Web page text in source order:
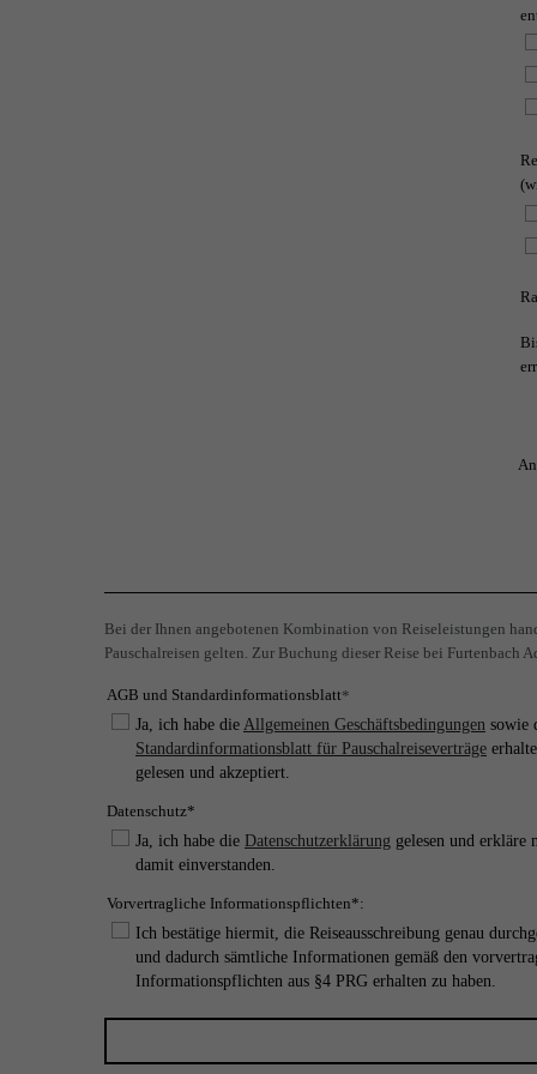
Bei der Ihnen angebotenen Kombination von Reiseleistungen
Pauschalreisen gelten. Zur Buchung dieser Reise bei Furtenbach
AGB und Standardinformationsblatt*
Ja, ich habe die Allgemeinen Geschäftsbedingungen sowie
Standardinformationsblatt für Pauschalreiseverträge
gelesen und akzeptiert.
Datenschutz*
Ja, ich habe die Datenschutzerklärung gelesen und erkläre
damit einverstanden.
Vorvertragliche Informationspflichten*:
Ich bestätige hiermit, die Reiseausschreibung genau
und dadurch sämtliche Informationen gemäß den
Informationspflichten aus §4 PRG erhalten zu haben.